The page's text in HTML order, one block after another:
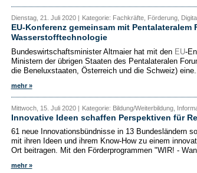
Dienstag, 21. Juli 2020 | Kategorie: Fachkräfte, Förderung,
EU-Konferenz gemeinsam mit Pentalateralem
Wasserstofftechnologie
Bundeswirtschaftsminister Altmaier hat mit den EU-
Ministern der übrigen Staaten des Pentalateralen
die Beneluxstaaten, Österreich und die Schweiz) eine...
mehr »
Mittwoch, 15. Juli 2020 | Kategorie: Bildung/Weiterbildung,
Innovative Ideen schaffen Perspektiven für
61 neue Innovationsbündnisse in 13 Bundesländern
mit ihren Ideen und ihrem Know-How zu einem
Ort beitragen. Mit den Förderprogrammen "WIR! -
mehr »